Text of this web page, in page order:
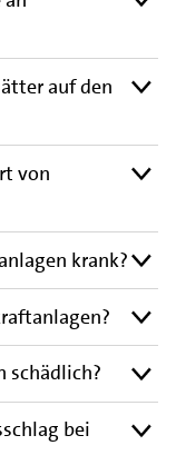
auf den
von
krank?
schädlich?
bei